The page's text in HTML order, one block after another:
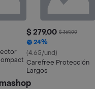
$ 279,00 $ 369,00
24%
(4.65/und)
Carefree Protección
Largos